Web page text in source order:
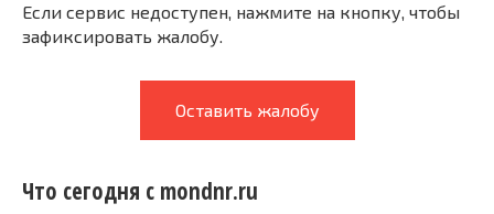
Если сервис недоступен, нажмите на кнопку, чтобы
зафиксировать жалобу.
Оставить жалобу
Что сегодня с mondnr.ru